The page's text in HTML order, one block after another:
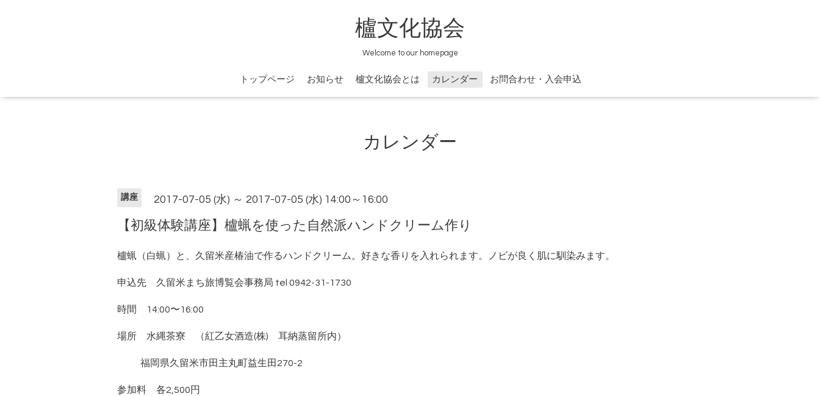
櫨文化協会
Welcome to our homepage
トップページ お知らせ 櫨文化協会とは カレンダー お問合わせ・入会申込
カレンダー
講座 2017-07-05 (水) ～ 2017-07-05 (水) 14:00～16:00
【初級体験講座】櫨蝋を使った自然派ハンドクリーム作り
櫨蝋（白蝋）と、久留米産椿油で作るハンドクリーム。好きな香りを入れられます。ノビが良く肌に馴染みます。
申込先 久留米まち旅博覧会事務局 tel 0942-31-1730
時間 14:00〜16:00
場所 水縄茶寮 （紅乙女酒造(株) 耳納蒸留所内）
福岡県久留米市田主丸町益生田270-2
参加料 各2,500円